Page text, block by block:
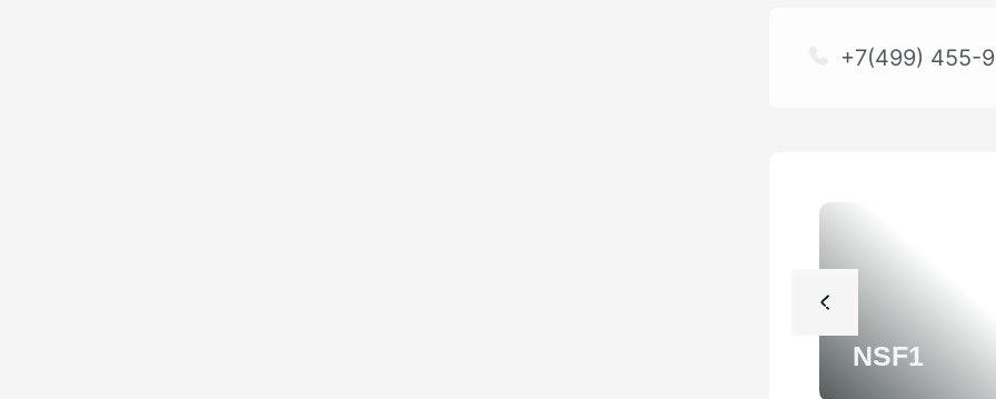
+7(499) 455-
NSF1